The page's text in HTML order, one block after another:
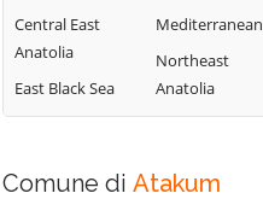
Central East
Anatolia
East Black Sea
Mediterranean
Northeast
Anatolia
Comune di Atakum